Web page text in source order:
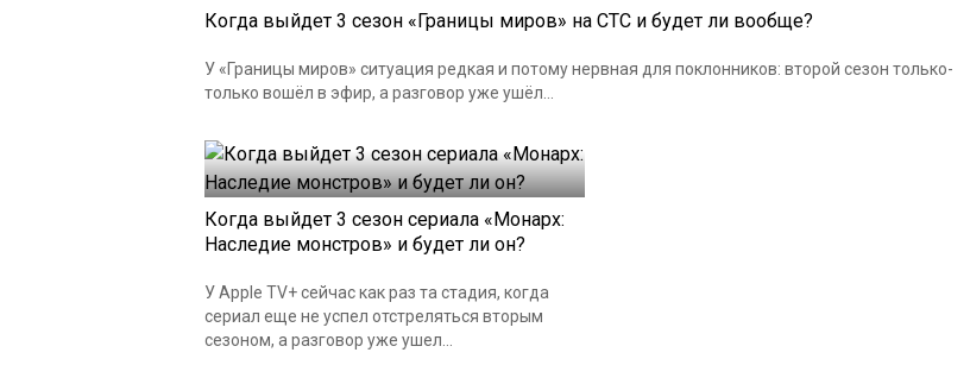
Когда выйдет 3 сезон «Границы миров» на СТС и будет ли вообще?
У «Границы миров» ситуация редкая и потому нервная для поклонников: второй сезон только-
только вошёл в эфир, а разговор уже ушёл...
Когда выйдет 3 сезон сериала «Монарх:
Наследие монстров» и будет ли он?
У Apple TV+ сейчас как раз та стадия, когда
сериал еще не успел отстреляться вторым
сезоном, а разговор уже ушел...